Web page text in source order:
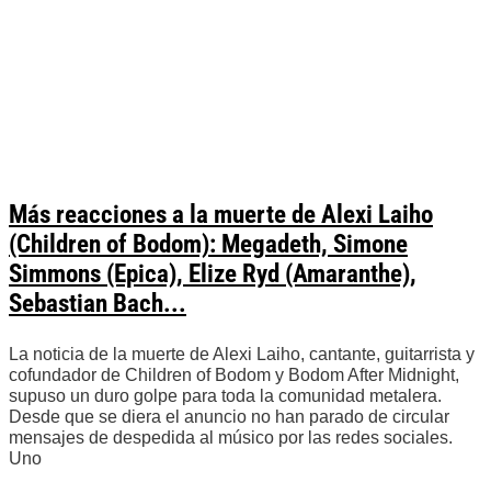
Más reacciones a la muerte de Alexi Laiho
(Children of Bodom): Megadeth, Simone
Simmons (Epica), Elize Ryd (Amaranthe),
Sebastian Bach...
La noticia de la muerte de Alexi Laiho, cantante, guitarrista y
cofundador de Children of Bodom y Bodom After Midnight,
supuso un duro golpe para toda la comunidad metalera.
Desde que se diera el anuncio no han parado de circular
mensajes de despedida al músico por las redes sociales.
Uno